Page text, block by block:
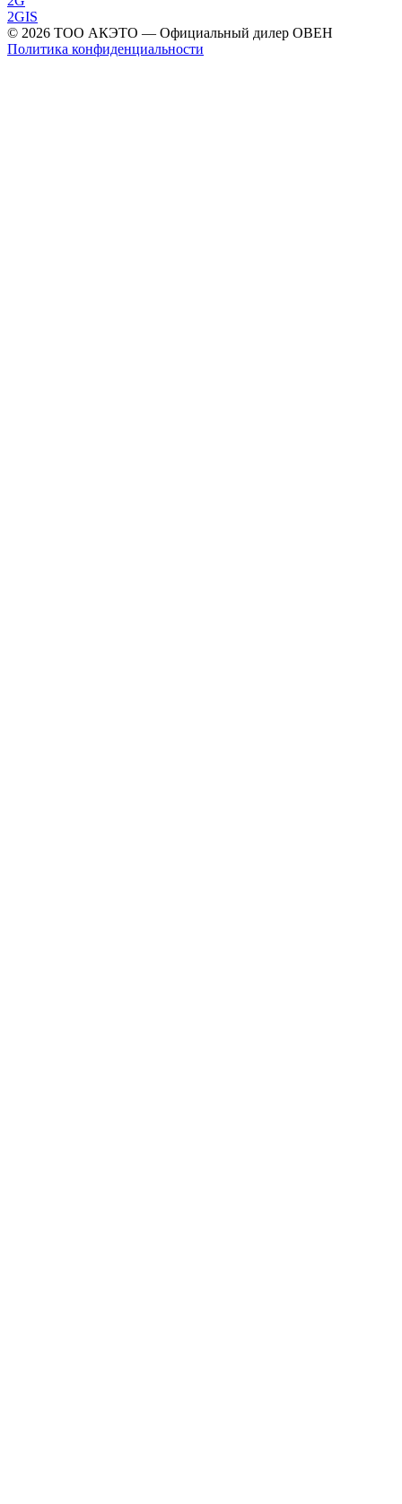
2GIS
© 2026 ТОО АКЭТО — Официальный дилер ОВЕН
Политика конфиденциальности